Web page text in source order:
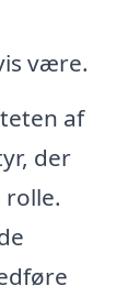
være.
af
der
rolle.